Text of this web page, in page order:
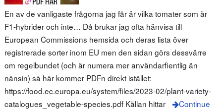
En av de vanligaste frågorna jag får är vilka tomater som är
F1-hybrider och inte… Då brukar jag ofta hänvisa till
European Commissions hemsida och deras lista över
registrerade sorter inom EU men den sidan görs dessvärre
om regelbundet (och är numera mer användarfientlig än
nånsin) så här kommer PDFn direkt istället:
https://food.ec.europa.eu/system/files/2023-02/plant-variety-
catalogues_vegetable-species.pdf Källan hittar
Continue